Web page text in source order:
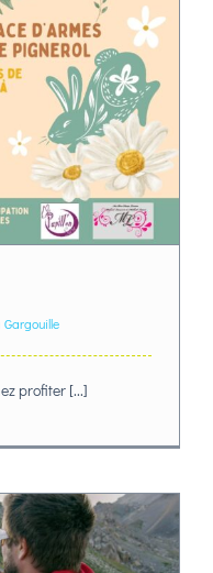
Gargouille
profiter [...]